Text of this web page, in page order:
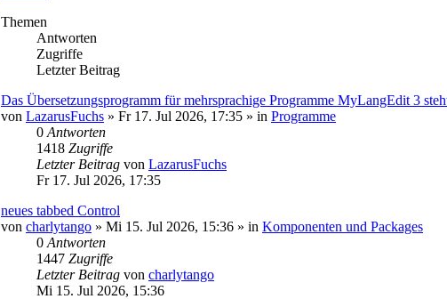
Themen
Antworten
Zugriffe
Letzter Beitrag
Das Übersetzungsprogramm für mehrsprachige Programme MyLangEdit 3
von LazarusFuchs » Fr 17. Jul 2026, 17:35 » in Programme
0 Antworten
1418 Zugriffe
Letzter Beitrag von LazarusFuchs
Fr 17. Jul 2026, 17:35
neues tabbed Control
von charlytango » Mi 15. Jul 2026, 15:36 » in Komponenten und Packages
0 Antworten
1447 Zugriffe
Letzter Beitrag von charlytango
Mi 15. Jul 2026, 15:36